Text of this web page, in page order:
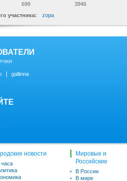
699
3946
участника:
zopa
gallinna
новости
часа
Мировые и
Российские
В России
В мире